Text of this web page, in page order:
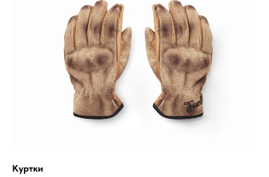
Куртки